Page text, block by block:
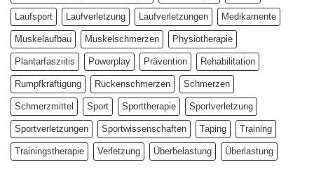
Laufsport Laufverletzung Laufverletzungen Medikamente
Muskelaufbau Muskelschmerzen Physiotherapie
Plantarfasziitis Powerplay Prävention Rehabilitation
Rumpfkräftigung Rückenschmerzen Schmerzen
Schmerzmittel Sport Sporttherapie Sportverletzung
Sportverletzungen Sportwissenschaften Taping Training
Trainingstherapie Verletzung Überbelastung Überlastung